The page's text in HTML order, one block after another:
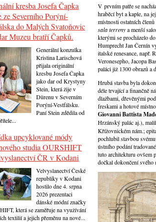
V prvním patře se
hraběcí byt a kaple, na
místnosti ostatních
sala terrenya menší
kterými se procházelo
Humprecht Jan Černín
italské renesance, např.
Veronesepho, Jacopa
paláci již 1300 obrazů a
Hrubá stavba byla
déle trvající a finančně
dlažbami, dřevěnými
freskami a hotové
Giovanni Battista
Hrzánský palác aj.),
Křížovnickém nám.;
pochlubil stavbou
ústního podání
tuto architekturu ovšem
dočkal dokončení svého
kresba Josefa Čapka
ze Severního Porýní-
do Malých Svatoňovic
Muzeu bratří Čapků.
Generální konzulka
Kristina Larischová
přijala originální
kresbu Josefa Čapka
jako dar od Krystyny
Stein, která žije v
Dürenu v Severním
Porýní-Vestfálsku.
Paní Stein zdědila od
upcyklované módy
studia OURSHIFT
ČR v Kodani
Velvyslanectví České
republiky v Kodani
hostilo dne 4. srpna
2026 prezentaci
dánské módní značky
která se zaměřuje na využívání
textilií a jejich přeměnu na nové...